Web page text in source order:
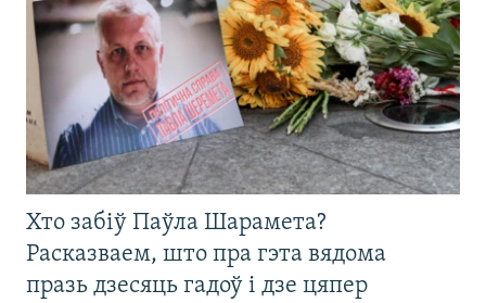
Хто забіў Паўла Шарамета?
Расказваем, што пра гэта вядома
празь дзесяць гадоў і дзе цяпер